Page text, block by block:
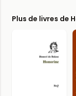
Plus de livres de